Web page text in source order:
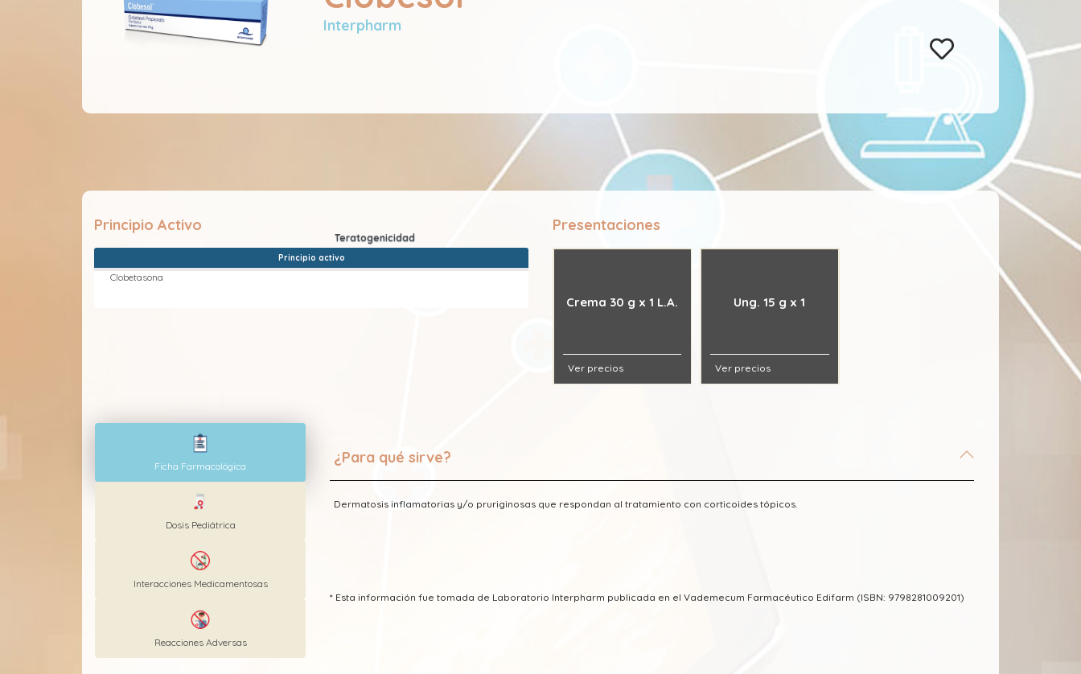
Interpharm
Principio Activo
Principio activo
Clobetasona
Presentaciones
Crema 30 g x 1 L.A.
Ver precios
Ung. 15 g x 1
Ver precios
Ficha Farmacológica
Dosis Pediátrica
Interacciones Medicamentosas
Reacciones Adversas
¿Para qué sirve?
Dermatosis inflamatorias y/o pruriginosas que respondan al tratamiento con corticoides tópicos.
* Esta información fue tomada de Laboratorio Interpharm publicada en el Vademecum Farmacéutico Edifarm (ISBN: 9798281009201)